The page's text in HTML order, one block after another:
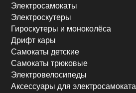
Электросамокаты
Электроскутеры
Гироскутеры и моноколёса
Дрифт кары
Самокаты детские
Самокаты трюковые
Электровелосипеды
Аксессуары для электросамоката